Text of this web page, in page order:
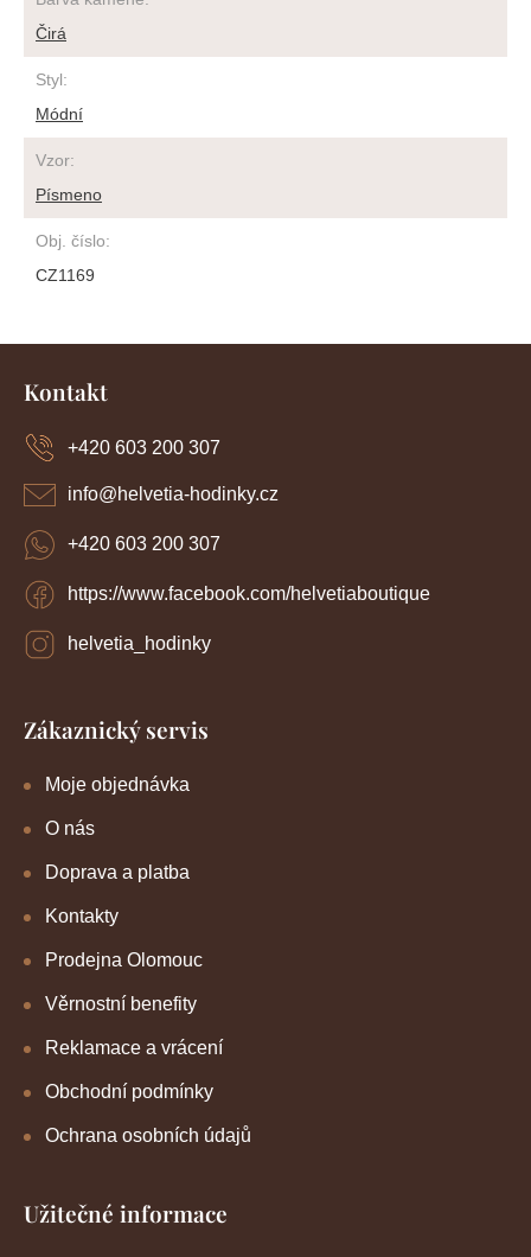
Čirá
Styl:
Módní
Vzor:
Písmeno
Obj. číslo:
CZ1169
Kontakt
info@helvetia-hodinky.cz
+420 603 200 307
https://www.facebook.com/helvetiaboutique
helvetia_hodinky
+420 603 200 307
Zákaznický servis
Moje objednávka
O nás
Doprava a platba
Kontakty
Prodejna Olomouc
Věrnostní benefity
Reklamace a vrácení
Obchodní podmínky
Ochrana osobních údajů
Užitečné informace